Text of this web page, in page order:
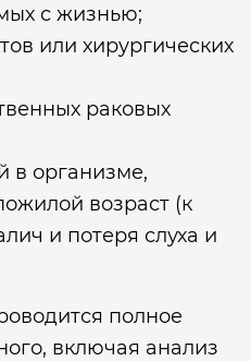
с жизнью;
или хирургических
раковых
в организме,
возраст (к
и потеря слуха и
полное
включая анализ